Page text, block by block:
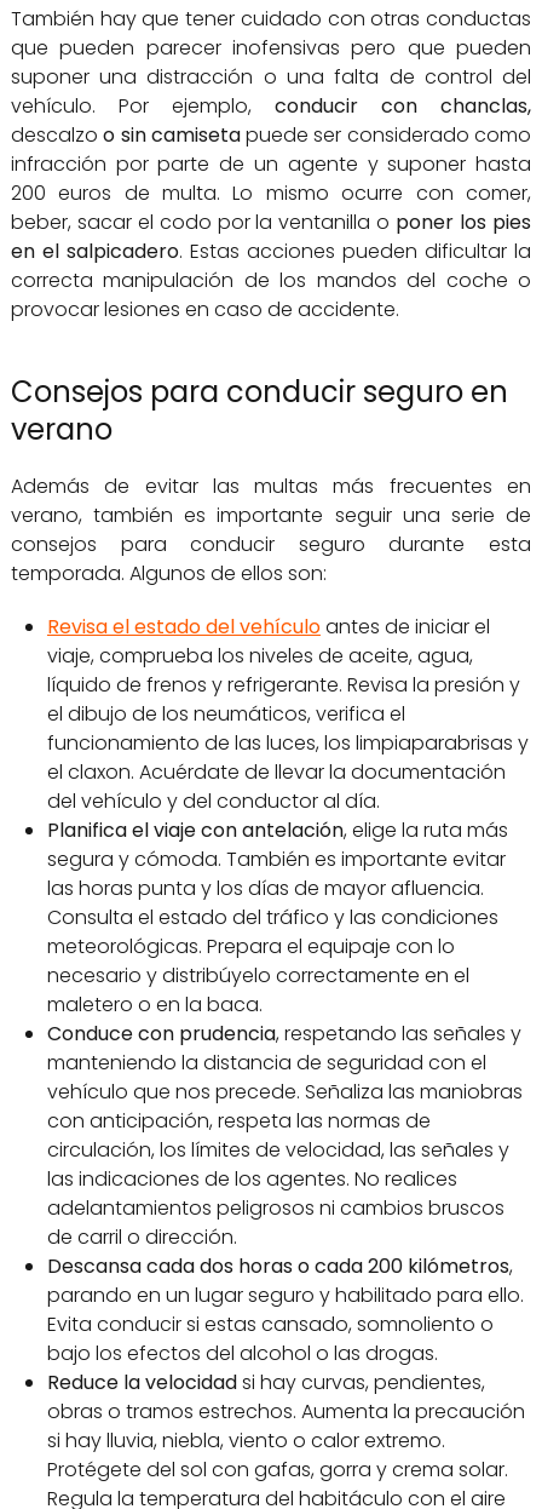
También hay que tener cuidado con otras conductas
que pueden parecer inofensivas pero que pueden
suponer una distracción o una falta de control del
vehículo. Por ejemplo, conducir con chanclas,
descalzoo sin camisetapuede ser considerado como
infracción por parte de un agente y suponer hasta
200 euros de multa. Lo mismo ocurre con comer,
beber, sacar el codo por la ventanilla o poner los pies
en el salpicadero. Estas acciones pueden dificultar la
correcta manipulación de los mandos del coche o
provocar lesiones en caso de accidente.
Consejos para conducir seguro en
verano
Además de evitar las multas más frecuentes en
verano, también es importante seguir una serie de
consejos para conducir seguro durante esta
temporada. Algunos de ellos son:
Revisa el estado del vehículoantes de iniciar el
viaje, comprueba los niveles de aceite, agua,
líquido de frenos y refrigerante. Revisa la presión y
el dibujo de los neumáticos, verifica el
funcionamiento de las luces, los limpiaparabrisas y
el claxon. Acuérdate de llevar la documentación
del vehículo y del conductor al día.
Planifica el viaje con antelación, elige la ruta más
segura y cómoda. También es importante evitar
las horas punta y los días de mayor afluencia.
Consulta el estado del tráfico y las condiciones
meteorológicas. Prepara el equipaje con lo
necesario y distribúyelo correctamente en el
maletero o en la baca.
Conduce con prudencia, respetando las señales y
manteniendo la distancia de seguridad con el
vehículo que nos precede. Señaliza las maniobras
con anticipación, respeta las normas de
circulación, los límites de velocidad, las señales y
las indicaciones de los agentes. No realices
adelantamientos peligrosos ni cambios bruscos
de carril o dirección.
Descansa cada dos horas o cada 200 kilómetros,
parando en un lugar seguro y habilitado para ello.
Evita conducir si estas cansado, somnoliento o
bajo los efectos del alcohol o las drogas.
Reduce la velocidadsi hay curvas, pendientes,
obras o tramos estrechos. Aumenta la precaución
si hay lluvia, niebla, viento o calor extremo.
Protégete del sol con gafas, gorra y crema solar.
Regula la temperatura del habitáculo con el aire